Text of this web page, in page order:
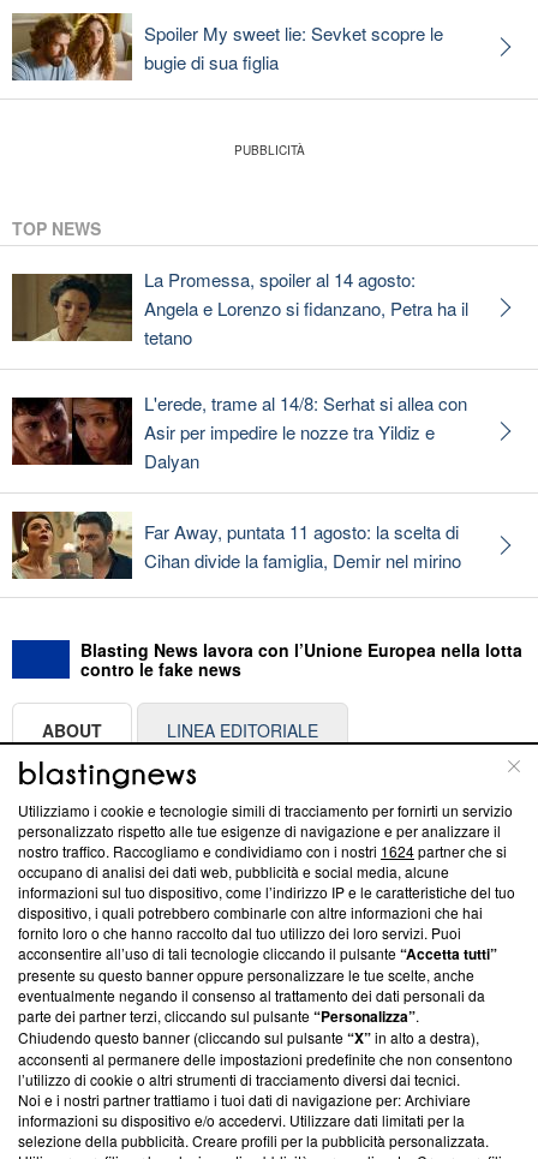
Spoiler My sweet lie: Sevket scopre le
bugie di sua figlia
TOP NEWS
La Promessa, spoiler al 14 agosto:
Angela e Lorenzo si fidanzano, Petra ha il
tetano
L'erede, trame al 14/8: Serhat si allea con
Asir per impedire le nozze tra Yildiz e
Dalyan
Far Away, puntata 11 agosto: la scelta di
Cihan divide la famiglia, Demir nel mirino
Blasting News lavora con l’Unione Europea nella lotta
contro le fake news
ABOUT LINEA EDITORIALE
Questa sezione offre informazioni trasparenti su Blasting
News, sui nostri processi editoriali e su come ci impegniamo a
creare news di qualità. Inoltre, afferma la nostra aderenza a
‘Trust Project - News with Integrity’Blasting News non è
ancora membro del programma, ma ha richiesto di farne
parte; Trust Project non ha ancora effettuato una verifica di
conformità agli standard.
Su di noi
Team editoriale
Corporate
Redazione
Utilizziamo i cookie e tecnologie simili di tracciamento per fornirti un servizio
personalizzato rispetto alle tue esigenze di navigazione e per analizzare il
nostro traffico. Raccogliamo e condividiamo con i nostri 1624partner che si
occupano di analisi dei dati web, pubblicità e social media, alcune
informazioni sul tuo dispositivo, come l’indirizzo IP e le caratteristiche del tuo
dispositivo, i quali potrebbero combinarle con altre informazioni che hai
fornito loro o che hanno raccolto dal tuo utilizzo dei loro servizi. Puoi
acconsentire all’uso di tali tecnologie cliccando il pulsante“Accetta tutti”
presente su questo banner oppure personalizzare le tue scelte, anche
eventualmente negando il consenso al trattamento dei dati personali da
parte dei partner terzi, cliccando sul pulsante“Personalizza”.
Chiudendo questo banner (cliccando sul pulsante“X”in alto a destra),
acconsenti al permanere delle impostazioni predefinite che non consentono
l’utilizzo di cookie o altri strumenti di tracciamento diversi dai tecnici.
Noi e i nostri partner trattiamo i tuoi dati di navigazione per: Archiviare
informazioni su dispositivo e/o accedervi. Utilizzare dati limitati per la
selezione della pubblicità. Creare profili per la pubblicità personalizzata.